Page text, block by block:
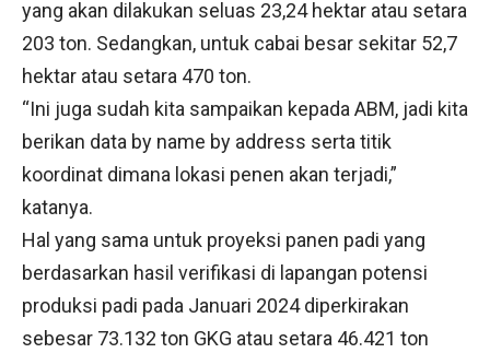
yang akan dilakukan seluas 23,24 hektar atau setara
203 ton. Sedangkan, untuk cabai besar sekitar 52,7
hektar atau setara 470 ton.
“Ini juga sudah kita sampaikan kepada ABM, jadi kita
berikan data by name by address serta titik
koordinat dimana lokasi penen akan terjadi,”
katanya.
Hal yang sama untuk proyeksi panen padi yang
berdasarkan hasil verifikasi di lapangan potensi
produksi padi pada Januari 2024 diperkirakan
sebesar 73.132 ton GKG atau setara 46.421 ton